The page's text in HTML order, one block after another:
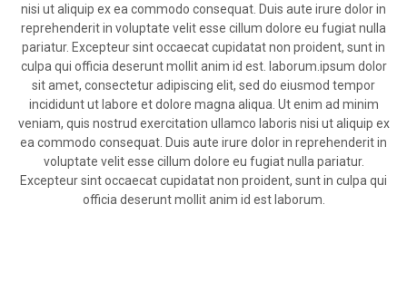
nisi ut aliquip ex ea commodo consequat. Duis aute irure dolor in
reprehenderit in voluptate velit esse cillum dolore eu fugiat nulla
pariatur. Excepteur sint occaecat cupidatat non proident, sunt in
culpa qui officia deserunt mollit anim id est. laborum.ipsum dolor
sit amet, consectetur adipiscing elit, sed do eiusmod tempor
incididunt ut labore et dolore magna aliqua. Ut enim ad minim
veniam, quis nostrud exercitation ullamco laboris nisi ut aliquip ex
ea commodo consequat. Duis aute irure dolor in reprehenderit in
voluptate velit esse cillum dolore eu fugiat nulla pariatur.
Excepteur sint occaecat cupidatat non proident, sunt in culpa qui
officia deserunt mollit anim id est laborum.